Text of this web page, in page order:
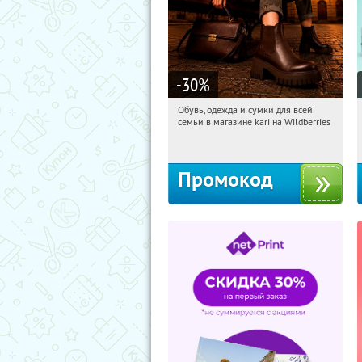
-30%
08:42:00 Получили:
Обувь, одежда и сумки для всей
семьи в магазине kari на Wildberries
Промокод